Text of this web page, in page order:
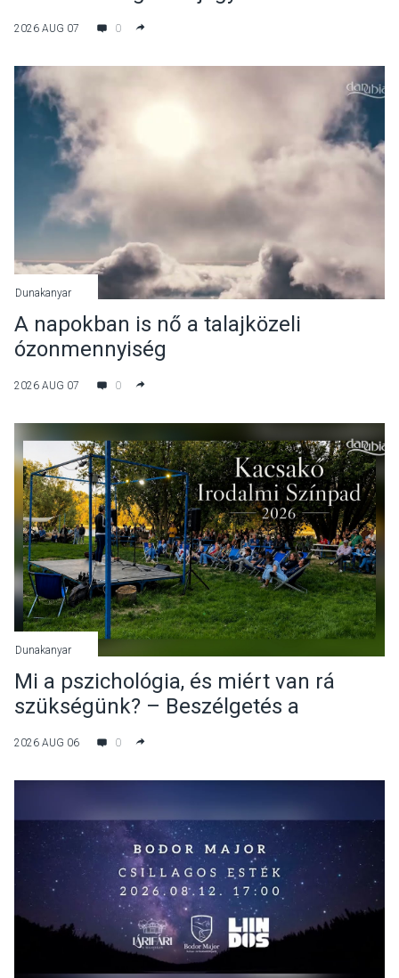
2026 AUG 07 0
Dunakanyar
A napokban is nő a talajközeli
ózonmennyiség
2026 AUG 07 0
Dunakanyar
Mi a pszichológia, és miért van rá
szükségünk? – Beszélgetés a
2026 AUG 06 0